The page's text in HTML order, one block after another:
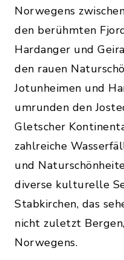
Norwegens
den berühmten
Hardanger und
den rauen
Jotunheimen und
umrunden den
Gletscher
zahlreiche
und
diverse kulturelle
Stabkirchen, das
nicht zuletzt
Norwegens.